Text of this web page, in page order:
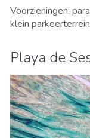
Voorzieningen:
klein parkeerterrein
Playa de